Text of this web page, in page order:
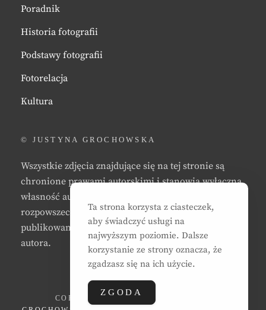
Poradnik
Historia fotografii
Podstawy fotografii
Fotorelacja
Kultura
© JUSTYNA GROCHOWSKA
Wszystkie zdjęcia znajdujące się na tej stronie są
chronione prawami autorskimi i stanowią wyłączną
własność autora strony. Zabrania się kopiowania,
rozpowszechniania, reprodukowania,
publikowania, i/lub modyfikowania zdjęć bez zgody
autora.
COPYRIGHT © 2026
Ta strona korzysta z ciasteczek,
aby świadczyć usługi na
najwyższym poziomie. Dalsze
korzystanie ze strony oznacza, że
zgadzasz się na ich użycie.
ZGODA